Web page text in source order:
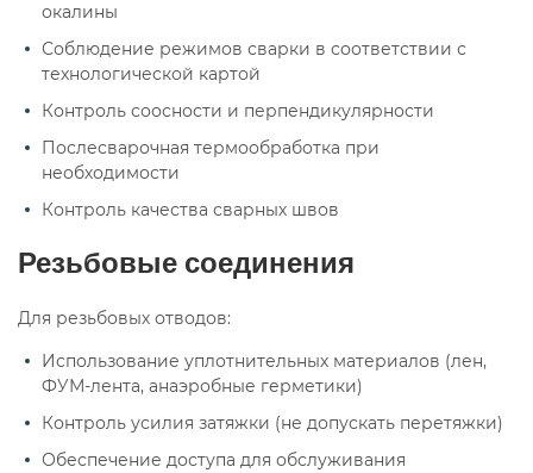
окалины
Соблюдение режимов сварки в соответствии с
технологической картой
Контроль соосности и перпендикулярности
Послесварочная термообработка при
необходимости
Контроль качества сварных швов
Резьбовые соединения
Для резьбовых отводов:
Использование уплотнительных материалов (лен,
ФУМ-лента, анаэробные герметики)
Контроль усилия затяжки (не допускать перетяжки)
Обеспечение доступа для обслуживания